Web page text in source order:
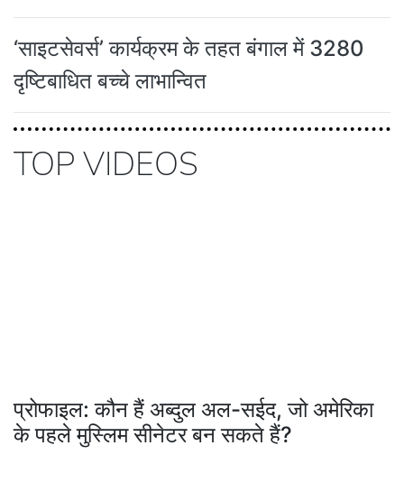
‘साइटसेवर्स’ कार्यक्रम के तहत बंगाल में 3280
दृष्टिबाधित बच्चे लाभान्वित
TOP VIDEOS
प्रोफाइल: कौन हैं अब्दुल अल-सईद, जो अमेरिका
के पहले मुस्लिम सीनेटर बन सकते हैं?